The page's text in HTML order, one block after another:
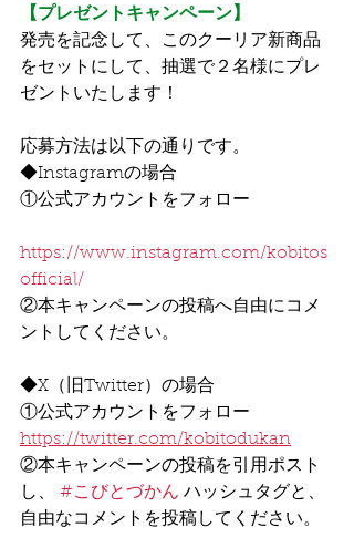
【プレゼントキャンペーン】
発売を記念して、このクーリア新商品
をセットにして、抽選で２名様にプレ
ゼントいたします！
応募方法は以下の通りです。
◆Instagramの場合
①公式アカウントをフォロー
https://www.instagram.com/kobitos
official/
②本キャンペーンの投稿へ自由にコメ
ントしてください。
◆X（旧Twitter）の場合
①公式アカウントをフォロー
https://twitter.com/kobitodukan
②本キャンペーンの投稿を引用ポスト
し、 #こびとづかん ハッシュタグと、
自由なコメントを投稿してください。